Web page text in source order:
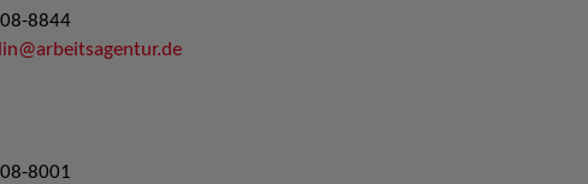
8844
8001